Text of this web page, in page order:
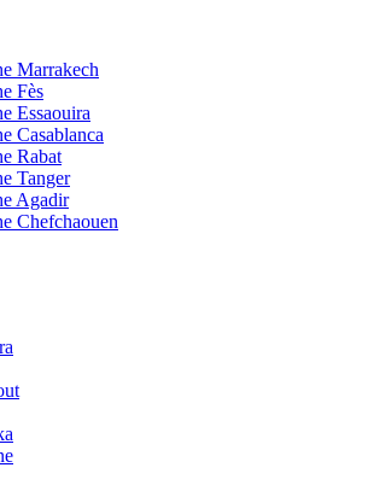
Marrakech
Fès
Essaouira
Casablanca
Rabat
Tanger
Agadir
Chefchaouen